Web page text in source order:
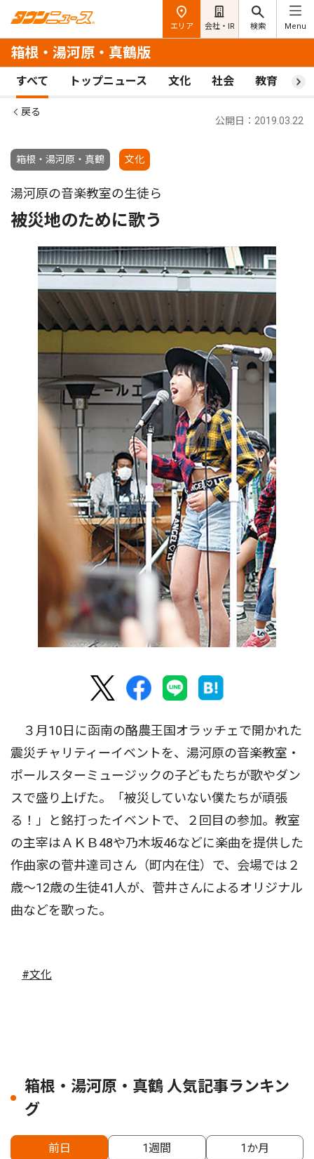
エリア 会社・IR 検索 Menu
箱根・湯河原・真鶴版
すべて トップニュース 文化 社会 教育 ス
戻る
箱根・湯河原・真鶴 文化
公開日：2019.03.22
湯河原の音楽教室の生徒ら
被災地のために歌う
３月10日に函南の酪農王国オラッチェで開かれた
震災チャリティーイベントを、湯河原の音楽教室・
ポールスターミュージックの子どもたちが歌やダン
スで盛り上げた。「被災していない僕たちが頑張
る！」と銘打ったイベントで、２回目の参加。教室
の主宰はＡＫＢ48や乃木坂46などに楽曲を提供した
作曲家の菅井達司さん（町内在住）で、会場では２
歳〜12歳の生徒41人が、菅井さんによるオリジナル
曲などを歌った。
#文化
箱根・湯河原・真鶴 人気記事ランキン
グ
前日 1週間 1か月